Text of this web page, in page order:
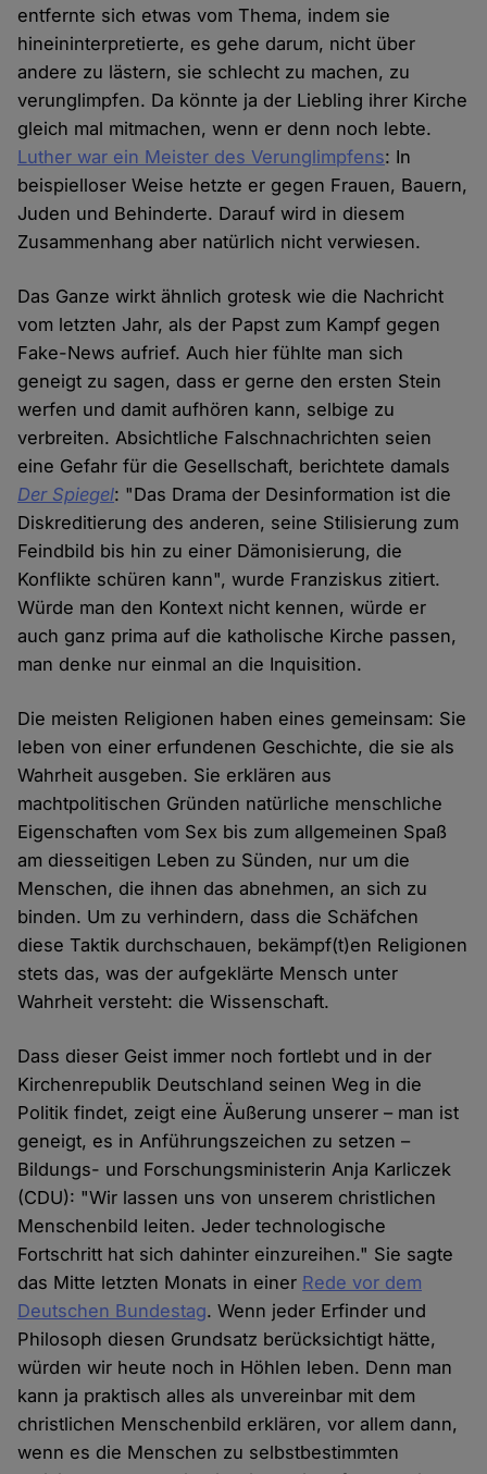
entfernte sich etwas vom Thema, indem sie
hineininterpretierte, es gehe darum, nicht über
andere zu lästern, sie schlecht zu machen, zu
verunglimpfen. Da könnte ja der Liebling ihrer Kirche
gleich mal mitmachen, wenn er denn noch lebte.
Luther war ein Meister des Verunglimpfens: In
beispielloser Weise hetzte er gegen Frauen, Bauern,
Juden und Behinderte. Darauf wird in diesem
Zusammenhang aber natürlich nicht verwiesen.
Das Ganze wirkt ähnlich grotesk wie die Nachricht
vom letzten Jahr, als der Papst zum Kampf gegen
Fake-News aufrief. Auch hier fühlte man sich
geneigt zu sagen, dass er gerne den ersten Stein
werfen und damit aufhören kann, selbige zu
verbreiten. Absichtliche Falschnachrichten seien
eine Gefahr für die Gesellschaft, berichtete damals
Der Spiegel: "Das Drama der Desinformation ist die
Diskreditierung des anderen, seine Stilisierung zum
Feindbild bis hin zu einer Dämonisierung, die
Konflikte schüren kann", wurde Franziskus zitiert.
Würde man den Kontext nicht kennen, würde er
auch ganz prima auf die katholische Kirche passen,
man denke nur einmal an die Inquisition.
Die meisten Religionen haben eines gemeinsam: Sie
leben von einer erfundenen Geschichte, die sie als
Wahrheit ausgeben. Sie erklären aus
machtpolitischen Gründen natürliche menschliche
Eigenschaften vom Sex bis zum allgemeinen Spaß
am diesseitigen Leben zu Sünden, nur um die
Menschen, die ihnen das abnehmen, an sich zu
binden. Um zu verhindern, dass die Schäfchen
diese Taktik durchschauen, bekämpf(t)en Religionen
stets das, was der aufgeklärte Mensch unter
Wahrheit versteht: die Wissenschaft.
Dass dieser Geist immer noch fortlebt und in der
Kirchenrepublik Deutschland seinen Weg in die
Politik findet, zeigt eine Äußerung unserer – man ist
geneigt, es in Anführungszeichen zu setzen –
Bildungs- und Forschungsministerin Anja Karliczek
(CDU): "Wir lassen uns von unserem christlichen
Menschenbild leiten. Jeder technologische
Fortschritt hat sich dahinter einzureihen." Sie sagte
das Mitte letzten Monats in einer Rede vor dem
Deutschen Bundestag. Wenn jeder Erfinder und
Philosoph diesen Grundsatz berücksichtigt hätte,
würden wir heute noch in Höhlen leben. Denn man
kann ja praktisch alles als unvereinbar mit dem
christlichen Menschenbild erklären, vor allem dann,
wenn es die Menschen zu selbstbestimmten